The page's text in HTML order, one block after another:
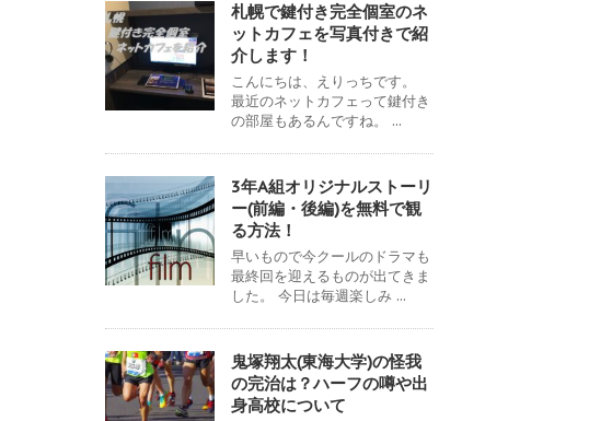
札幌で鍵付き完全個室のネ
ットカフェを写真付きで紹
介します！
こんにちは、えりっちです。
最近のネットカフェって鍵付き
の部屋もあるんですね。 ...
3年A組オリジナルストーリ
ー(前編・後編)を無料で観
る方法！
早いもので今クールのドラマも
最終回を迎えるものが出てきま
した。 今日は毎週楽しみ ...
鬼塚翔太(東海大学)の怪我
の完治は？ハーフの噂や出
身高校について